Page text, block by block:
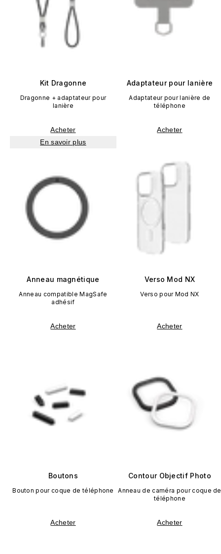
Kit Dragonne
Dragonne + adaptateur pour
lanière
Acheter
En savoir plus
Adaptateur pour lanière
Adaptateur pour lanière de
téléphone
Acheter
Anneau magnétique
Anneau compatible MagSafe
adhésif
Acheter
Verso Mod NX
Verso pour Mod NX
Acheter
Boutons
Bouton pour coque de téléphone
Acheter
Contour Objectif Photo
Anneau de caméra pour coque de
téléphone
Acheter